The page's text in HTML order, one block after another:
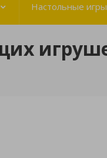
Настольные игры